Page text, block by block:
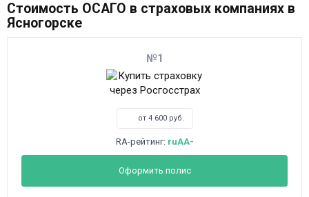
Стоимость ОСАГО в страховых компаниях в
Ясногорске
1
от 4 600 руб.
RA-рейтинг: ruAA-
Оформить полис